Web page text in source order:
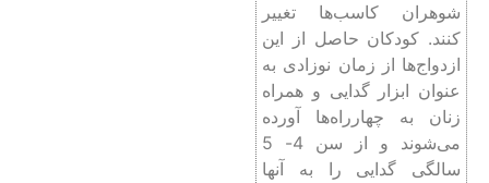
شوهران کاسب‌ها تغییر
کنند. کودکان حاصل از این
ازدواج‌ها از زمان نوزادی به
عنوان ابزار گدایی و همراه
زنان به چهارراه‌ها آورده
می‌شوند و از سن 4- 5
سالگی گدایی را به آنها